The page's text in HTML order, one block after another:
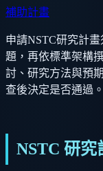
補助計畫
申請NSTC研究計
題，再依標準架構
討、研究方法與預
查後決定是否通過。
NSTC 研究